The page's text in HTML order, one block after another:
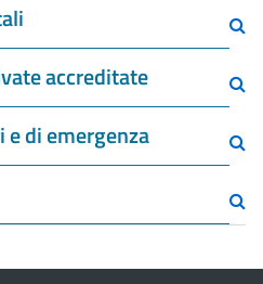
accreditate
di emergenza